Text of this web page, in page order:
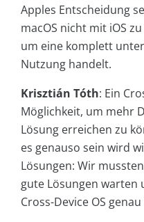
Apples Entscheidung
macOS nicht mit iOS
um eine komplett
Nutzung handelt.
Krisztián Tóth: Ein
Möglichkeit, um mehr
Lösung erreichen zu
es genauso sein wird
Lösungen: Wir
gute Lösungen warten
Cross-Device OS